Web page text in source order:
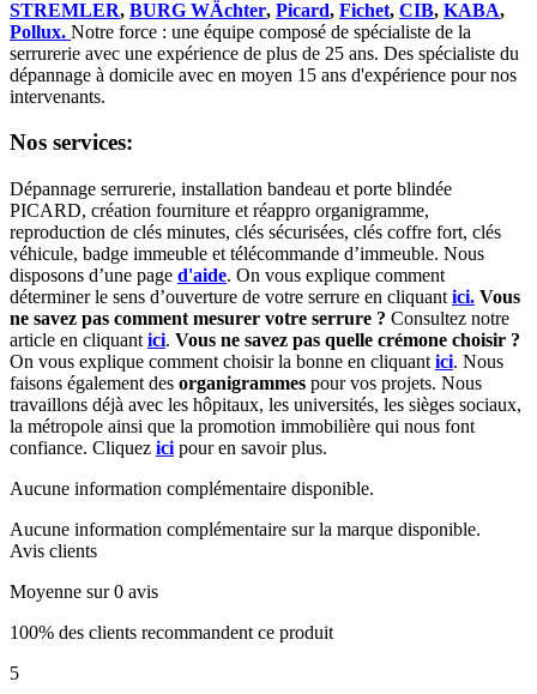
STREMLER, BURG WÄchter, Picard, Fichet, CIB, KABA,
Pollux. Notre force : une équipe composé de spécialiste de la
serrurerie avec une expérience de plus de 25 ans. Des spécialiste du
dépannage à domicile avec en moyen 15 ans d'expérience pour nos
intervenants.
Nos services:
Dépannage serrurerie, installation bandeau et porte blindée
PICARD, création fourniture et réappro organigramme,
reproduction de clés minutes, clés sécurisées, clés coffre fort, clés
véhicule, badge immeuble et télécommande d’immeuble. Nous
disposons d’une page d'aide. On vous explique comment
déterminer le sens d’ouverture de votre serrure en cliquant ici. Vous
ne savez pas comment mesurer votre serrure ? Consultez notre
article en cliquant ici. Vous ne savez pas quelle crémone choisir ?
On vous explique comment choisir la bonne en cliquant ici. Nous
faisons également des organigrammes pour vos projets. Nous
travaillons déjà avec les hôpitaux, les universités, les sièges sociaux,
la métropole ainsi que la promotion immobilière qui nous font
confiance. Cliquez ici pour en savoir plus.
Aucune information complémentaire disponible.
Aucune information complémentaire sur la marque disponible.
Avis clients
Moyenne sur 0 avis
100% des clients recommandent ce produit
5